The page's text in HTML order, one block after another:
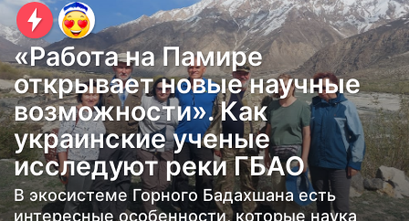
г
о
д
н
а
з
а
д
1
«Работа на Памире
открывает новые научные
возможности». Как
украинские ученые
исследуют реки ГБАО
В экосистеме Горного Бадахшана есть
интересные особенности, которые наука